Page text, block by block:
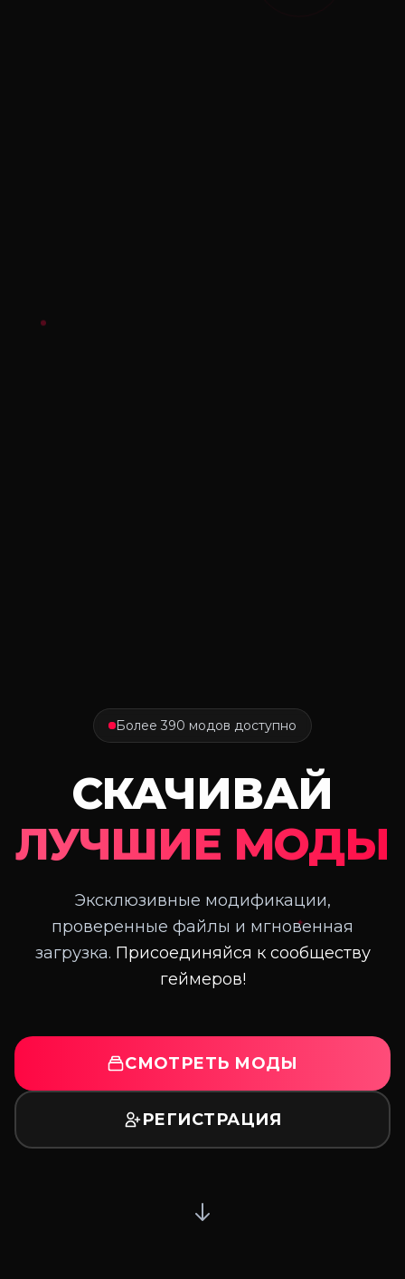
✦
Более 390 модов доступно
СКАЧИВАЙ
ЛУЧШИЕ МОДЫ
Эксклюзивные модификации,
проверенные файлы и мгновенная
загрузка. Присоединяйся к сообществу
геймеров!
СМОТРЕТЬ МОДЫ
РЕГИСТРАЦИЯ